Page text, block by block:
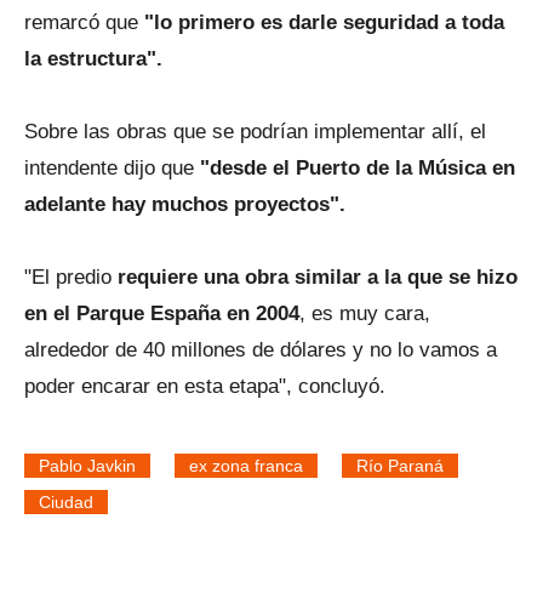
remarcó que "lo primero es darle seguridad a toda
la estructura".
Sobre las obras que se podrían implementar allí, el
intendente dijo que "desde el Puerto de la Música en
adelante hay muchos proyectos".
"El predio requiere una obra similar a la que se hizo
en el Parque España en 2004, es muy cara,
alrededor de 40 millones de dólares y no lo vamos a
poder encarar en esta etapa", concluyó.
Pablo Javkin ex zona franca
Río Paraná
Ciudad